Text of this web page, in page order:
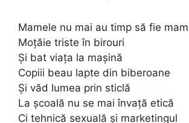
Mamele nu mai au timp să fie
Moțăie triste în birouri
Și bat viața la mașină
Copiii beau lapte din biberoane
Și văd lumea prin sticlă
La școală nu se mai învață etică
Ci tehnică sexuală și marketingul